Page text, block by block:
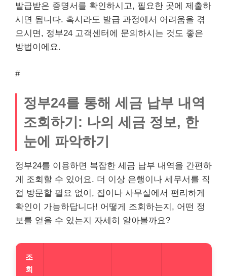
발급받은 증명서를 확인하시고, 필요한 곳에 제출하
시면 됩니다. 혹시라도 발급 과정에서 어려움을 겪
으시면, 정부24 고객센터에 문의하시는 것도 좋은
방법이에요.
#
정부24를 통해 세금 납부 내역
조회하기: 나의 세금 정보, 한
눈에 파악하기
정부24를 이용하면 복잡한 세금 납부 내역을 간편하
게 조회할 수 있어요. 더 이상 은행이나 세무서를 직
접 방문할 필요 없이, 집이나 사무실에서 편리하게
확인이 가능하답니다! 어떻게 조회하는지, 어떤 정
보를 얻을 수 있는지 자세히 알아볼까요?
조
회